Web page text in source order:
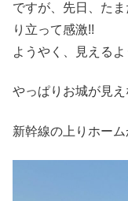
ですが、先日、た
り立って感激!!
ようやく、見える
やっぱりお城が見え
新幹線の上りホーム